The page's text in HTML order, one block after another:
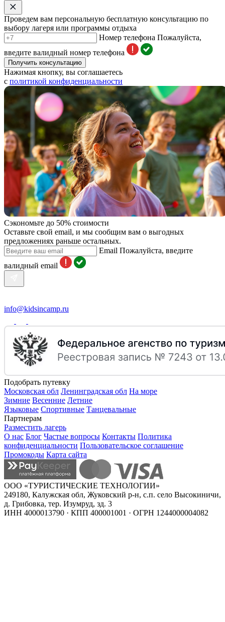
Проведем вам персональную бесплатную консультацию по
выбору лагеря или программы отдыха
Номер телефона Пожалуйста,
введите валидный номер телефона
Получить консультацию
Нажимая кнопку, вы соглашаетесь
с политикой конфиденциальности
Сэкономьте до 50% стоимости
Оставьте свой email, и мы сообщим вам о выгодных
предложениях раньше остальных.
Email Пожалуйста, введите
валидный email
info@kidsincamp.ru
Подобрать путевку
Московская обл Ленинградская обл На море
Зимние Весенние Летние
Языковые Спортивные Танцевальные
Партнерам
Разместить лагерь
О нас Блог Частые вопросы Контакты Политика
конфиденциальности Пользовательское соглашение
Промокоды Карта сайта
ООО «ТУРИСТИЧЕСКИЕ ТЕХНОЛОГИИ»
249180, Калужская обл, Жуковский р-н, с.п. село Высокиничи,
д. Грибовка, тер. Изумруд, зд. 3
ИНН 4000013790 · КПП 400001001 · ОГРН 1244000004082